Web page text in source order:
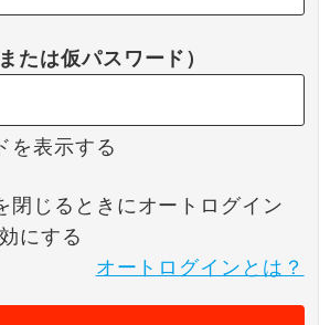
たは仮パスワード）
を表示する
閉じるときにオートログイン
にする
オートログインとは？